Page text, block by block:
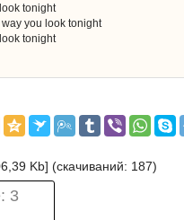
tonight
you look tonight
tonight
Kb] (cкачиваний: 187)
2